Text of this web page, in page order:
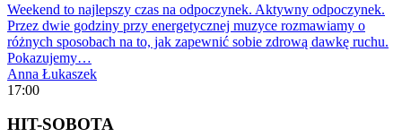
Weekend to najlepszy czas na odpoczynek. Aktywny odpoczynek.
Przez dwie godziny przy energetycznej muzyce rozmawiamy o
różnych sposobach na to, jak zapewnić sobie zdrową dawkę ruchu.
Pokazujemy…
Anna Łukaszek
17:00
HIT-SOBOTA